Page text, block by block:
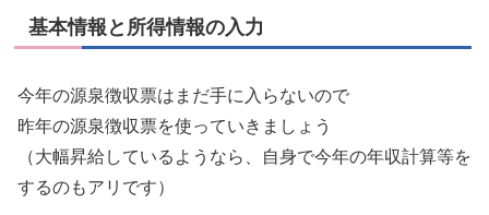
基本情報と所得情報の入力
今年の源泉徴収票はまだ手に入らないので
昨年の源泉徴収票を使っていきましょう
（大幅昇給しているようなら、自身で今年の年収計算等を
するのもアリです）